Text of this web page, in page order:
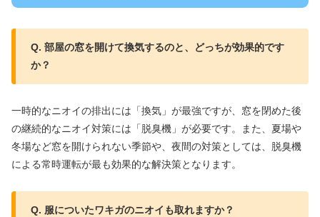
Q. 部屋の窓を開けて換気するのと、どっちが効果的です
か？
一時的なニオイの排出には「換気」が最強ですが、窓を閉めた後
の継続的なニオイ対策には「脱臭機」が必要です。また、夏場や
冬場など窓を開けられない季節や、夜間の対策としては、脱臭機
による常時運転が最も効果的な解決策となります。
Q. 服についたワキガのニオイも取れますか？